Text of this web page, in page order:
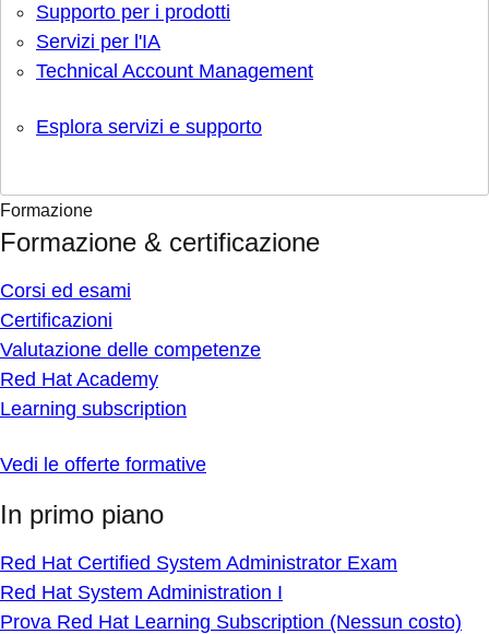
Supporto per i prodotti
Servizi per l'IA
Technical Account Management
Esplora servizi e supporto
Formazione
Formazione & certificazione
Corsi ed esami
Certificazioni
Valutazione delle competenze
Red Hat Academy
Learning subscription
Vedi le offerte formative
In primo piano
Red Hat Certified System Administrator Exam
Red Hat System Administration I
Prova Red Hat Learning Subscription (Nessun costo)